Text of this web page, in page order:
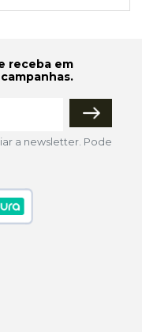
receba em
a newsletter. Pode